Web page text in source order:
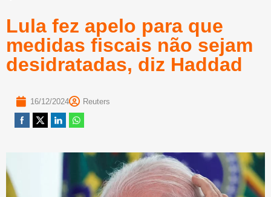
Lula fez apelo para que
medidas fiscais não sejam
desidratadas, diz Haddad
16/12/2024 Reuters